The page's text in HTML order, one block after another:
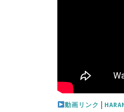
動画リンク |